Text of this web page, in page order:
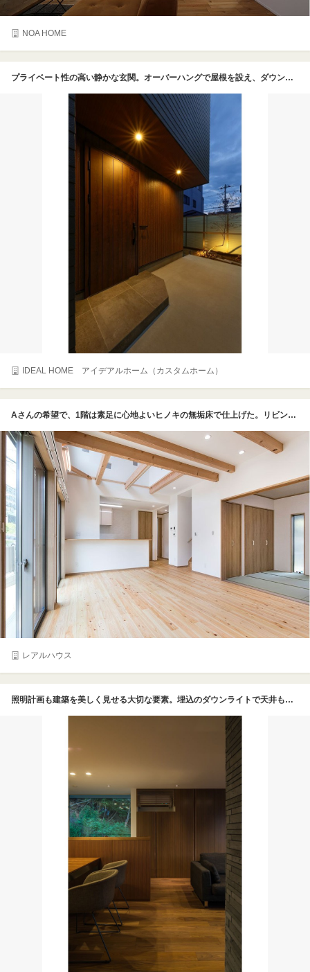
NOA HOME
プライベート性の高い静かな玄関。オーバーハングで屋根を設え、ダウンライトで明るく照らした
IDEAL HOME アイデアルホーム（カスタムホーム）
Aさんの希望で、1階は素足に心地よいヒノキの無垢床で仕上げた。リビングダイニングの上は構造梁を現しにして、木の温かみを演出。照明はダウンライトでシンプルに
レアルハウス
照明計画も建築を美しく見せる大切な要素。埋込のダウンライトで天井も凹凸なくすっきりと。背面収納は、天井から床まで最大限に活用、なおかつ美しく納まった。しまうものと場所を考えた収納設計が室内を美しくする